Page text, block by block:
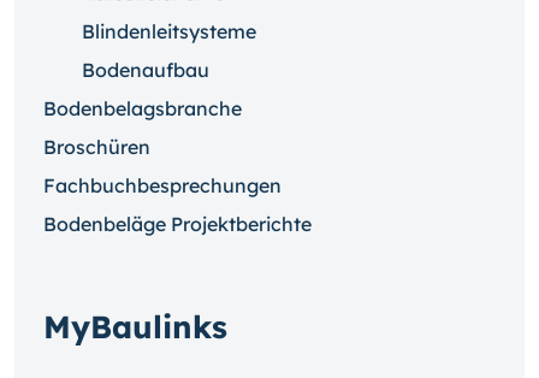
Blindenleitsysteme
Bodenaufbau
Bodenbelagsbranche
Broschüren
Fachbuchbesprechungen
Bodenbeläge Projektberichte
MyBaulinks